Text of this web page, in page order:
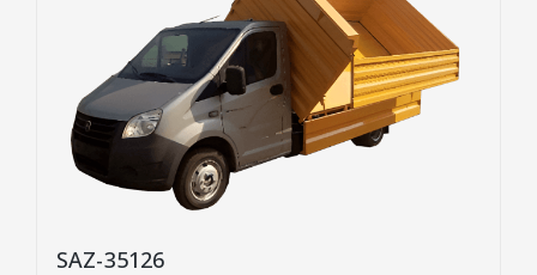
SAZ-35126